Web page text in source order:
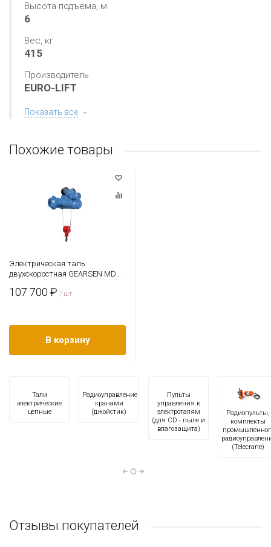
Высота подъема, м
6
Вес, кг
415
Производитель
EURO-LIFT
Показать все
Похожие товары
Электрическая таль
двухскоростная GEARSEN MD
107 700 ₽ / шт
В корзину
Тали
электрические
цепные
Радиоуправление
кранами
(джойстик)
Пульты
управления к
электроталям
(для CD - пыле и
влагозащита)
Радиопульты,
комплекты
(Telecrane)
Отзывы покупателей